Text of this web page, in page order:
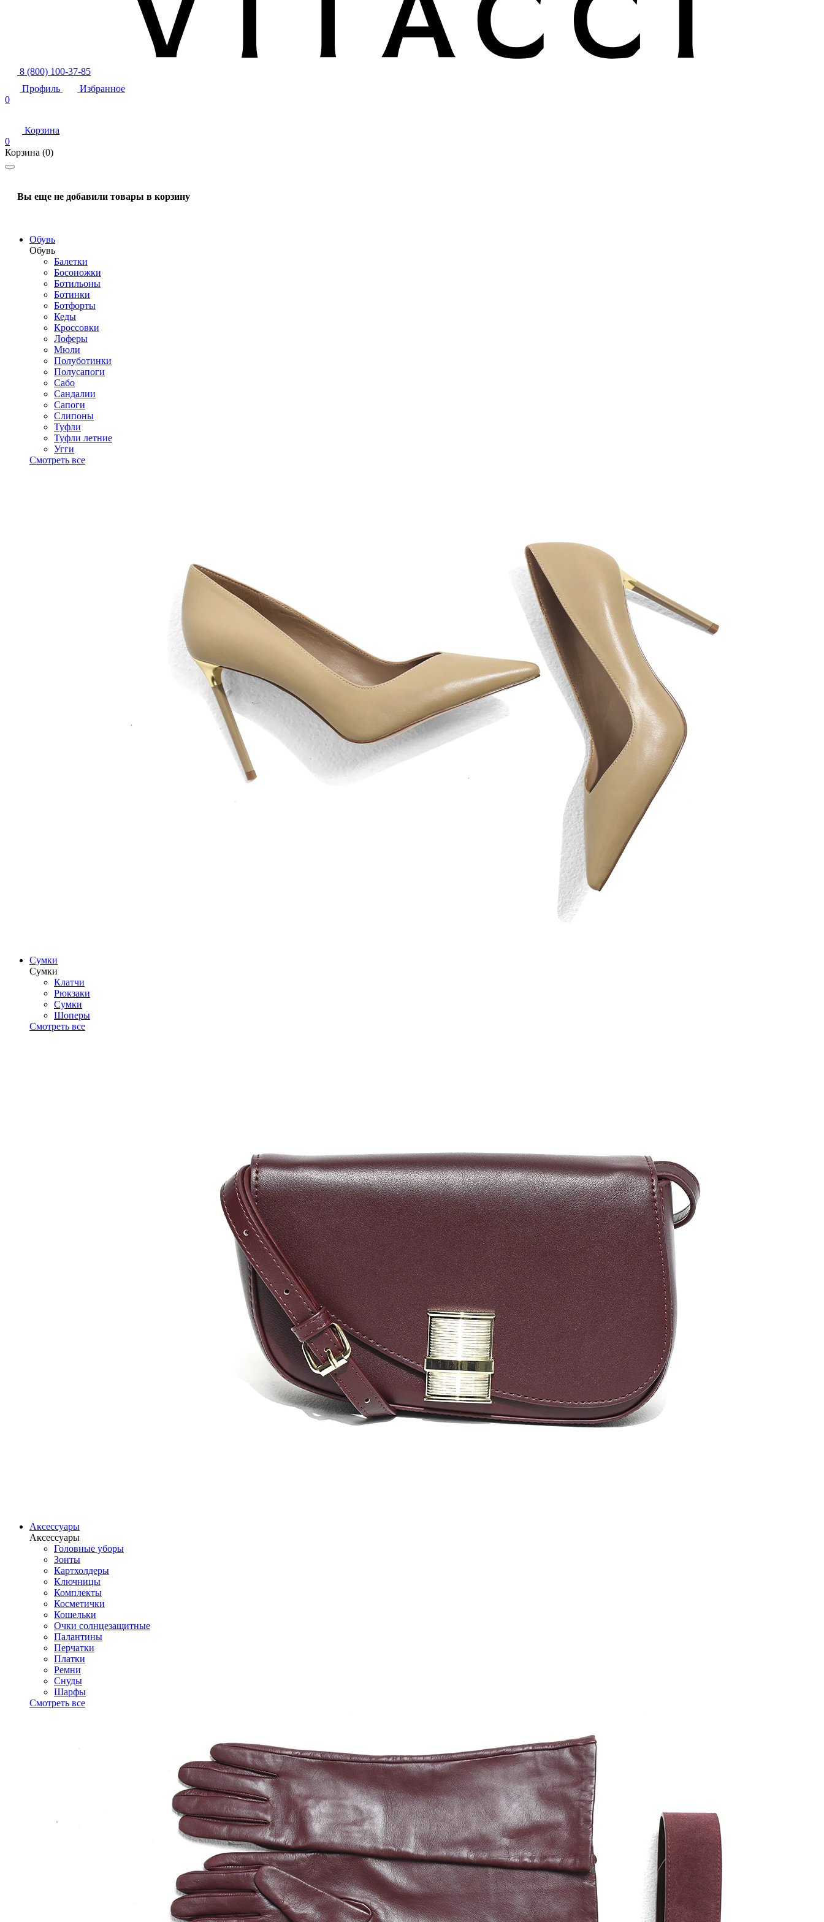
8 (800) 100-37-85
Профиль
Избранное
0
Корзина
0
Корзина (0)
Вы еще не добавили товары в корзину
Обувь
Обувь
Балетки
Босоножки
Ботильоны
Ботинки
Ботфорты
Кеды
Кроссовки
Лоферы
Мюли
Полуботинки
Полусапоги
Сабо
Сандалии
Сапоги
Слипоны
Туфли
Туфли летние
Угги
Смотреть все
Сумки
Сумки
Клатчи
Рюкзаки
Сумки
Шоперы
Смотреть все
Аксессуары
Аксессуары
Головные уборы
Зонты
Картхолдеры
Ключницы
Комплекты
Косметички
Кошельки
Очки солнцезащитные
Палантины
Перчатки
Платки
Ремни
Снуды
Шарфы
Смотреть все